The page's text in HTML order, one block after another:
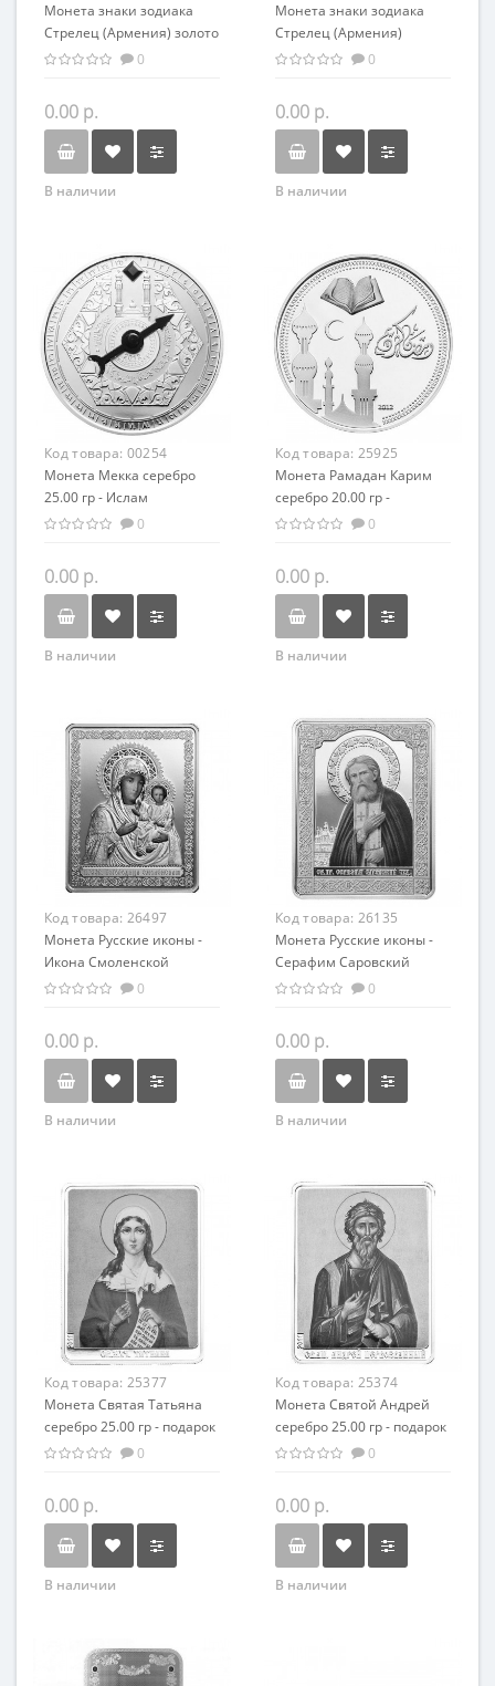
Монета знаки зодиака
Стрелец (Армения) золото
7.74 гр - оригинальный
рождения
0
0.00 р.
В наличии
Монета знаки зодиака
Стрелец (Армения)
серебро 28,28 гр -
день рождения
0
0.00 р.
В наличии
Код товара: 00254
Монета Мекка серебро
25.00 гр - Ислам
Саудовская Аравия
0
0.00 р.
В наличии
Код товара: 25925
Монета Рамадан Карим
серебро 20.00 гр -
Исламский праздник
0
0.00 р.
В наличии
Код товара: 26497
Монета Русские иконы -
Икона Смоленской
Богоматери серебро 25.00
сувенир
0
0.00 р.
В наличии
Код товара: 26135
Монета Русские иконы -
Серафим Саровский
серебро 25.00 гр -
0
0.00 р.
В наличии
Код товара: 25377
Монета Святая Татьяна
серебро 25.00 гр - подарок
икона имени0
0.00 р.
В наличии
Код товара: 25374
Монета Святой Андрей
серебро 25.00 гр - подарок
икона имени0
0.00 р.
В наличии